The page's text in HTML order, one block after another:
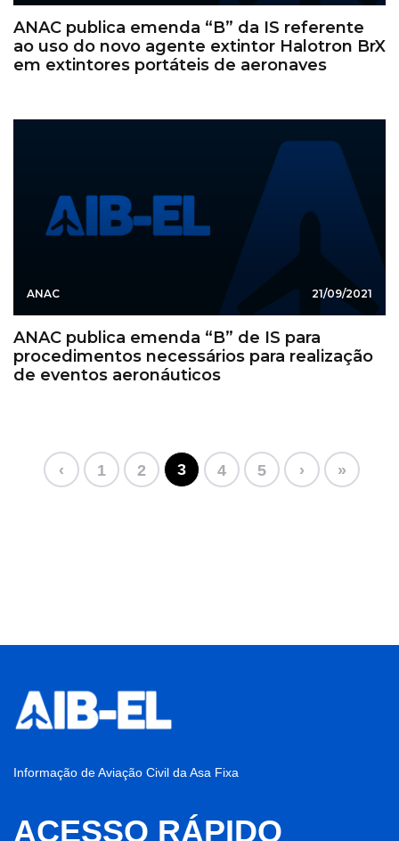
ANAC publica emenda “B” da IS referente
ao uso do novo agente extintor Halotron BrX
em extintores portáteis de aeronaves
ANAC 21/09/2021
ANAC publica emenda “B” de IS para
procedimentos necessários para realização
de eventos aeronáuticos
‹ 1 2 3 4 5 › »
Informação de Aviação Civil da Asa Fixa
ACESSO RÁPIDO